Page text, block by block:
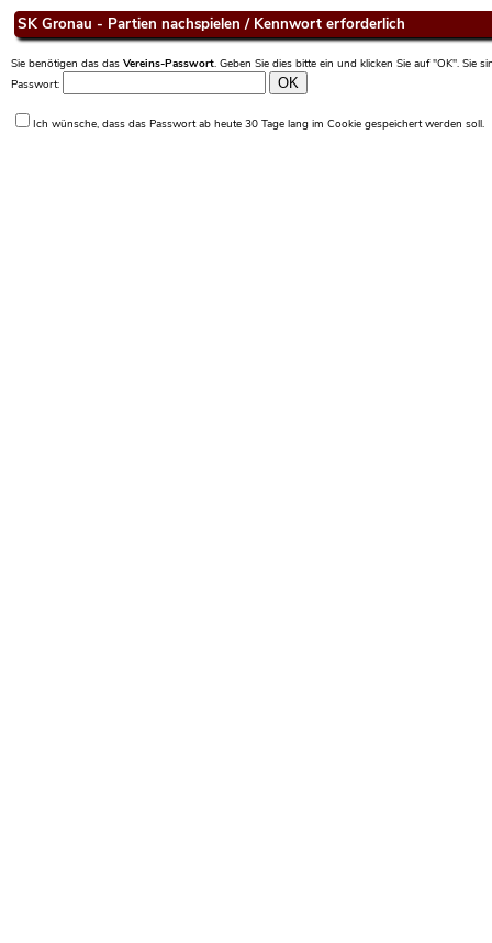
SK Gronau - Partien nachspielen / Kennwort erforderlich
Sie benötigen das das Vereins-Passwort. Geben Sie dies bitte ein und klicken Sie auf "OK". Sie
Passwort:
Ich wünsche, dass das Passwort ab heute 30 Tage lang im Cookie gespeichert werden soll.